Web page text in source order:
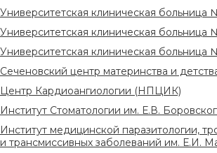
Университетская клиническая больница
Университетская клиническая больница
Университетская клиническая больница
Сеченовский центр материнства и
Центр Кардиоангиологии (НПЦИК)
Институт Стоматологии им. Е.В.
Институт медицинской паразитологии,
и трансмиссивных заболеваний им. Е.И.